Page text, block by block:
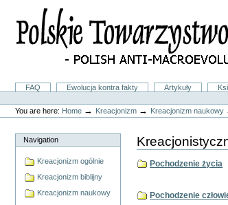
content.
SectionsFAQ Ewolucja kontra fakty Artykuły
Personal
tools
You are here: Home → Kreacjonizm → Kreacjonizm naukowy
Navigation
Kreacjonizm ogólnie
Kreacjonizm biblijny
Kreacjonizm naukowy
Pochodzenie życia
Pochodzenie